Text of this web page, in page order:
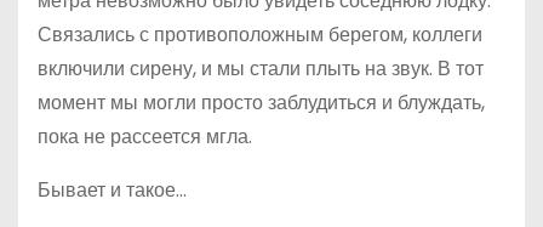
Связались с противоположным берегом, коллеги
включили сирену, и мы стали плыть на звук. В тот
момент мы могли просто заблудиться и блуждать,
пока не рассеется мгла.
Бывает и такое…